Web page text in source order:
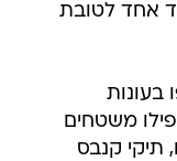
אחד לטובת
בעונות
משטחים
תיקי קנבס